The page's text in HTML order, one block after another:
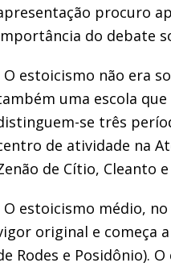
procuro
do debate
O estoicismo não era
uma escola
se três
de atividade na
de Cítio, Cleanto
O estoicismo médio,
original e começa
Rodes e Posidônio).